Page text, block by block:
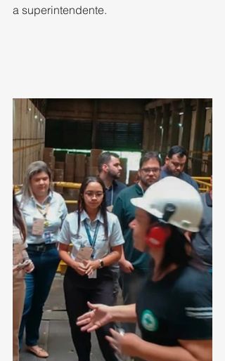
a superintendente.